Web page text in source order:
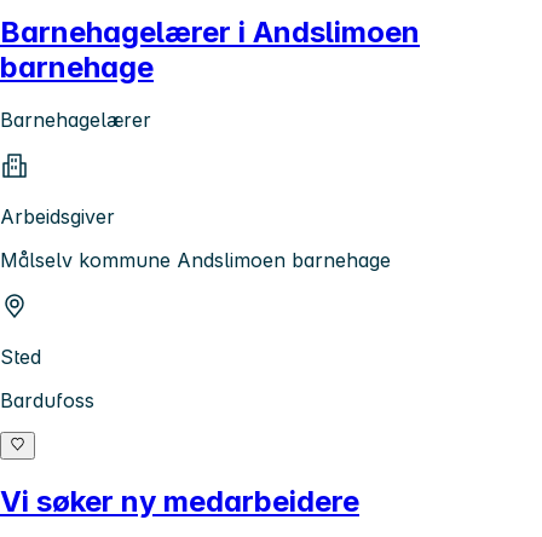
Barnehagelærer i Andslimoen
barnehage
Barnehagelærer
Arbeidsgiver
Målselv kommune Andslimoen barnehage
Sted
Bardufoss
Vi søker ny medarbeidere